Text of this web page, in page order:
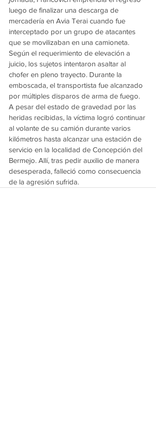
luego de finalizar una descarga de
mercadería en Avia Terai cuando fue
interceptado por un grupo de atacantes
que se movilizaban en una camioneta.
Según el requerimiento de elevación a
juicio, los sujetos intentaron asaltar al
chofer en pleno trayecto. Durante la
emboscada, el transportista fue alcanzado
por múltiples disparos de arma de fuego.
A pesar del estado de gravedad por las
heridas recibidas, la víctima logró continuar
al volante de su camión durante varios
kilómetros hasta alcanzar una estación de
servicio en la localidad de Concepción del
Bermejo. Allí, tras pedir auxilio de manera
desesperada, falleció como consecuencia
de la agresión sufrida.